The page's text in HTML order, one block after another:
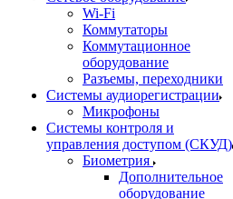
Wi-Fi
Коммутаторы
Коммутационное
оборудование
Разъемы, переходники
Системы аудиорегистрации
Микрофоны
Системы контроля и
управления доступом (СКУД)
Биометрия
Дополнительное
оборудование